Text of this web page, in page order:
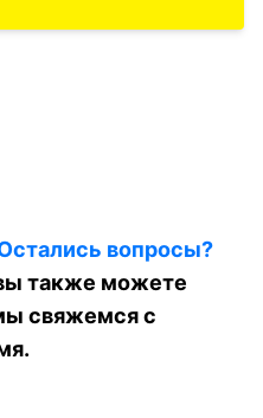
вопросы?
также можете
свяжемся с